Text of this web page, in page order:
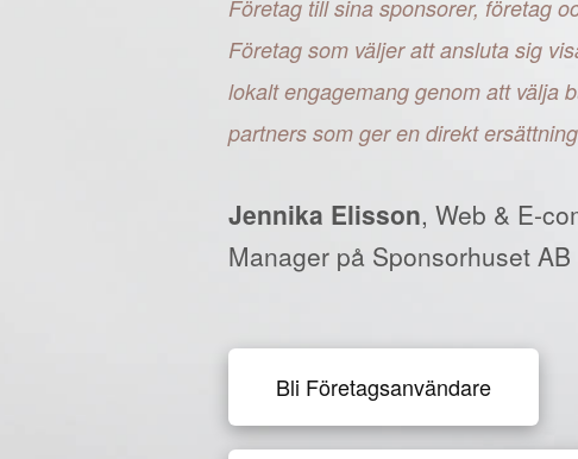
Företag till sina sponsorer, företag
Företag som väljer att ansluta sig
lokalt engagemang genom att välja
partners som ger en direkt
Jennika Elisson, Web & E-
Manager på Sponsorhuset AB
Bli Företagsanvändare